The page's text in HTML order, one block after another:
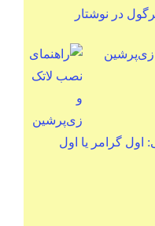
در نوشتار
زی‌پرشین
اول گرامر یا اول